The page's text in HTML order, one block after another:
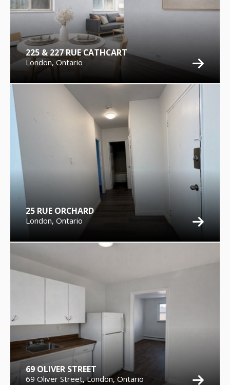
225 & 227 RUE CATHCART
London, Ontario
25 RUE ORCHARD
London, Ontario
69 OLIVER STREET
69 Oliver Street, London, Ontario